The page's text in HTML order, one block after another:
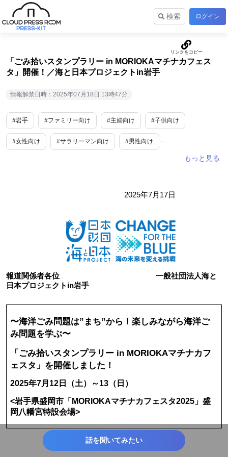
検索 ログイン
「ごみ拾いスタンプラリー in MORIOKAマチナカフェス
タ」開催！／海と日本プロジェクトin岩手
情報解禁日時：2025年07月18日 13時47分
#岩手 #ファミリー向け #主婦向け #子供向け
#女性向け #サラリーマン向け #男性向け
2025年7月17日
報道関係者各位
一般社団法人海と
日本プロジェクトin岩手
〜海洋ごみ問題は”まち”から！楽しみながら海洋ご
み問題を学ぶ〜
「ごみ拾いスタンプラリー in MORIOKAマチナカフ
ェスタ」を開催しました！
2025年7月12日（土）～13（日）
<岩手県盛岡市「MORIOKAマチナカフェスタ2025」盛
岡八幡宮特設会場>
話を聞いてみたい